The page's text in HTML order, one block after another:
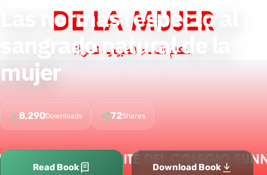
Las normas respecto al
sangrado natural de la
mujer
8,290Downloads 72Shares
Read Book Download Book